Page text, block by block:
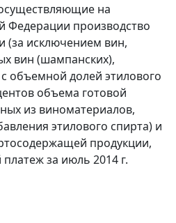
на
Федерации производство
(за исключением вин,
вин (шампанских),
объемной долей этилового
объема готовой
из виноматериалов,
этилового спирта) и
продукции,
за июль 2014 г.